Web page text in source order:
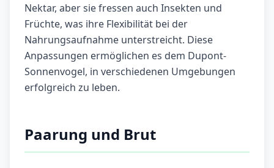
Nektar, aber sie fressen auch Insekten und
Früchte, was ihre Flexibilität bei der
Nahrungsaufnahme unterstreicht. Diese
Anpassungen ermöglichen es dem Dupont-
Sonnenvogel, in verschiedenen Umgebungen
erfolgreich zu leben.
Paarung und Brut